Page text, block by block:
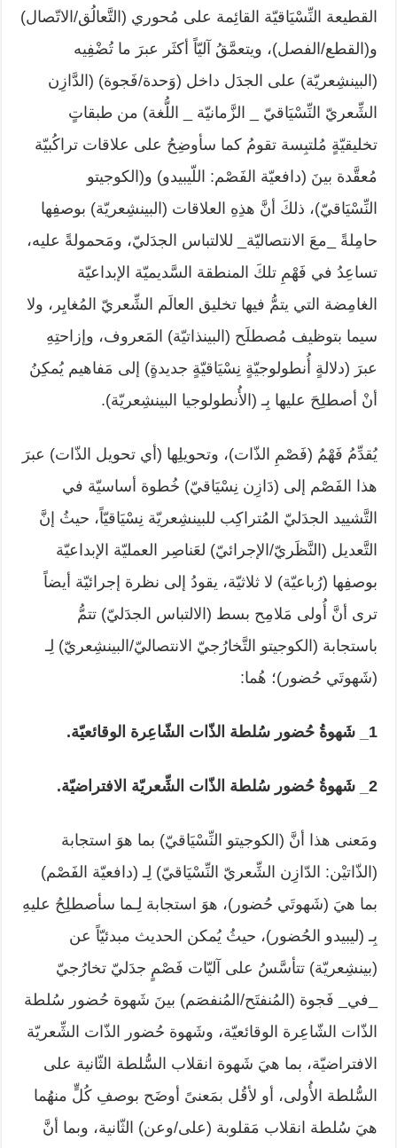
القطيعة النِّسْيَاقيّة القائِمة على مُحوري (التَّعالُق/الاتّصال)
و(القطع/الفصل)، ويتعمَّقُ آليّاً أكثَر عبرَ ما تُضْفِيه
(البينشِعريّة) على الجدَل داخل (وَحدة/فَجوة) (الدَّازِن
الشِّعريّ النِّسْيَاقيّ _ الزَّمانيّة _ اللُّغة) من طبقاتٍ
تخليقيّةٍ مُلتبِسة تقومُ كما سأوضِحُ على علاقات تراكُبيّة
مُعقَّدة بينَ (دافعيّة الفَصْم: اللّيبيدو) و(الكوجيتو
النِّسْيَاقيّ)، ذلكَ أنَّ هذِهِ العلاقات (البينشِعريّة) بوصفِها
حامِلةً _معَ الانتصاليّة_ للالتباس الجدَليّ، ومَحمولةً عليه،
تساعِدُ في فَهْمِ تلكَ المنطقة السَّديميّة الإبداعيّة
الغامِضة التي يتمُّ فيها تخليق العالَم الشِّعريّ المُغايِر، ولا
سيما بتوظيف مُصطلَح (البينذاتيّة) المَعروف، وإزاحتِهِ
عبرَ (دلالةٍ أُنطولوجيّةٍ نِسْيَاقيّةٍ جديدةٍ) إلى مَفاهيم يُمكِنُ
أنْ أصطلِحَ عليها بِـ (الأُنطولوجيا البينشِعريّة).
يُقدِّمُ فَهْمُ (فَصْمِ الذّات)، وتحويلِها (أي تحويل الذّات) عبرَ
هذا الفَصْم إلى (دَازِن نِسْيَاقيّ) خُطوة أساسيّة في
التَّشييد الجدَليّ المُتراكِب للبينشِعريّة نِسْيَاقيّاً، حيثُ إنَّ
التَّعديل (النَّظَريّ/الإجرائيّ) لعَناصِر العمليّة الإبداعيّة
بوصفِها (رُباعيّة) لا ثلاثيّة، يقودُ إلى نظرة إجرائيّة أيضاً
ترى أنَّ أُولى مَلامِح بسط (الالتباس الجدَليّ) تتمُّ
باستجابة (الكوجيتو التَّخارُجيّ الانتصاليّ/البينشِعريّ) لِـ
(شَهوتَي حُضور)؛ هُما:
1_ شَهوةُ حُضور سُلطة الذّات الشّاعِرة الوقائعيّة.
2_ شَهوةُ حُضور سُلطة الذّات الشِّعريّة الافتراضيّة.
ومَعنى هذا أنَّ (الكوجيتو النِّسْيَاقيّ) بما هوَ استجابة
(الذّاتيْن: الدّازِن الشِّعريّ النِّسْيَاقيّ) لِـ (دافعيّة الفَصْم)
بما هيَ (شَهوتَي حُضور)، هوَ استجابة لِـما سأصطلِحُ عليهِ
بِـ (ليبيدو الحُضور)، حيثُ يُمكن الحديث مبدئيّاً عن
(بينشِعريّة) تتأسَّسُ على آليّات فَصْمٍ جدَليّ تخارُجيّ
_في_ فَجوة (المُنفتَح/المُنفصَم) بينَ شَهوة حُضور سُلطة
الذّات الشّاعِرة الوقائعيّة، وشَهوة حُضور الذّات الشِّعريّة
الافتراضيّة، بما هيَ شَهوة انقلاب السُّلطة الثّانية على
السُّلطة الأُولى، أو لأقُل بمَعنىً أوضَح بوصفِ كُلٍّ منهُما
هيَ سُلطة انقلاب مَقلوبة (على/وعن) الثّانية، وبما أنَّ